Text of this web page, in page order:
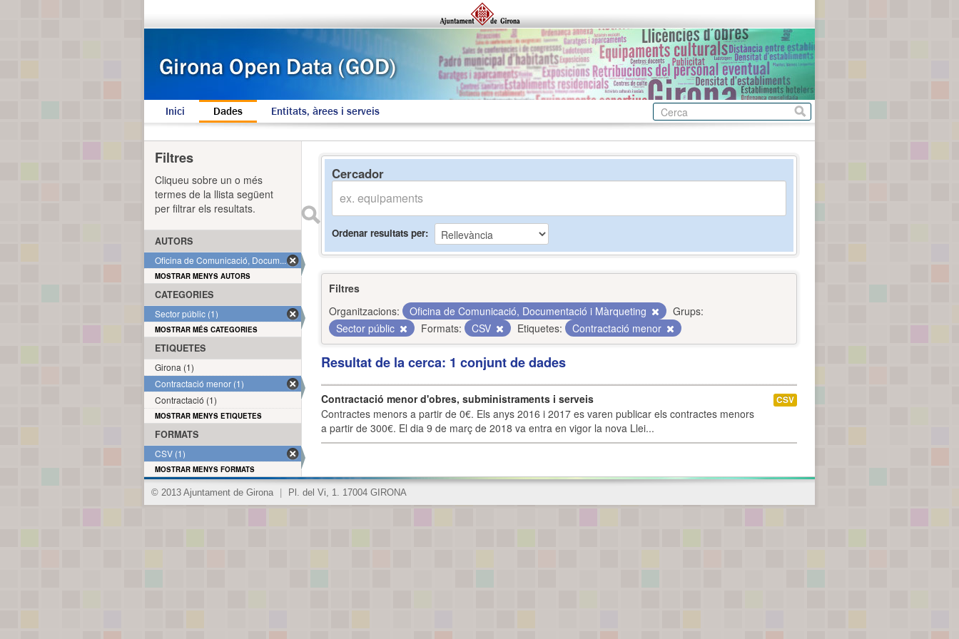
Inici Dades Entitats, àrees i serveis
Cercador
Ordenar resultats per
Filtres
Organitzacions:
Oficina de Comunicació, Documentació i Màrqueting
Grups:
Sector públic
Formats: CSV Etiquetes: Contractació menor
Resultat de la cerca: 1 conjunt de dades
Contractació menor d'obres, subministraments i serveis
Contractes menors a partir de 0€. Els anys 2016 i 2017 es varen publicar els contractes menors
a partir de 300€. El dia 9 de març de 2018 va entra en vigor la nova Llei...
CSV
Filtres
Cliqueu sobre un o més
termes de la llista següent
per filtrar els resultats.
AUTORS
Oficina de Comunicació, Docum... (1)
MOSTRAR MENYS AUTORS
CATEGORIES
Sector públic (1)
MOSTRAR MÉS CATEGORIES
ETIQUETES
Girona (1)
Contractació menor (1)
Contractació (1)
MOSTRAR MENYS ETIQUETES
FORMATS
CSV (1)
MOSTRAR MENYS FORMATS
© 2013 Ajuntament de Girona Pl. del Vi, 1. 17004 GIRONA